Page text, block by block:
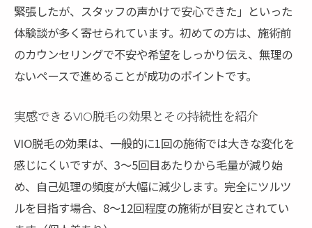
緊張したが、スタッフの声かけで安心できた」といった
体験談が多く寄せられています。初めての方は、施術前
のカウンセリングで不安や希望をしっかり伝え、無理の
ないペースで進めることが成功のポイントです。
実感できるVIO脱毛の効果とその持続性を紹介
VIO脱毛の効果は、一般的に1回の施術では大きな変化を
感じにくいですが、3〜5回目あたりから毛量が減り始
め、自己処理の頻度が大幅に減少します。完全にツルツ
ルを目指す場合、8〜12回程度の施術が目安とされてい